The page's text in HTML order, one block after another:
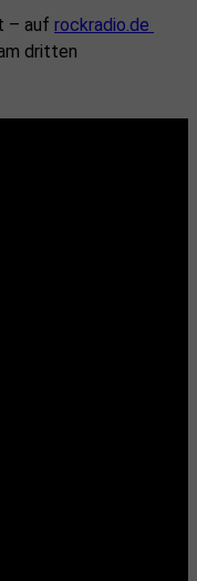
– auf rockradio.de
dritten